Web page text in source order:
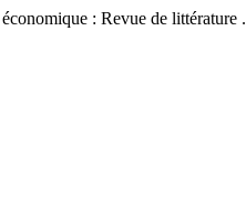
: Revue de littérature .